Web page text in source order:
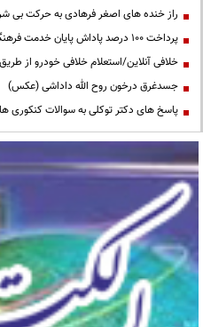
راز خنده های اصغر فرهادی به حرکت بی
پرداخت ۱۰۰ درصد پاداش پایان خدمت فرهنگیان
خلافی آنلاین/استعلام خلافی خودرو از طریق
جسدغرق درخون روح الله داداشی (عکس)
پاسخ های دکتر توکلی به سوالات کنکوری ها